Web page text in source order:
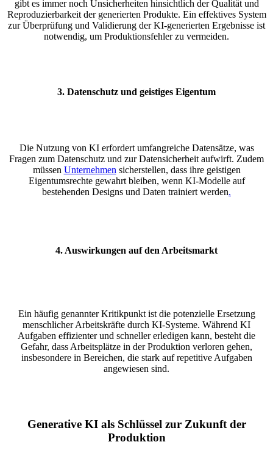
gibt es immer noch Unsicherheiten hinsichtlich der Qualität und
Reproduzierbarkeit der generierten Produkte. Ein effektives System
zur Überprüfung und Validierung der KI-generierten Ergebnisse ist
notwendig, um Produktionsfehler zu vermeiden.
3. Datenschutz und geistiges Eigentum
Die Nutzung von KI erfordert umfangreiche Datensätze, was
Fragen zum Datenschutz und zur Datensicherheit aufwirft. Zudem
müssen Unternehmen sicherstellen, dass ihre geistigen
Eigentumsrechte gewahrt bleiben, wenn KI-Modelle auf
bestehenden Designs und Daten trainiert werden.
4. Auswirkungen auf den Arbeitsmarkt
Ein häufig genannter Kritikpunkt ist die potenzielle Ersetzung
menschlicher Arbeitskräfte durch KI-Systeme. Während KI
Aufgaben effizienter und schneller erledigen kann, besteht die
Gefahr, dass Arbeitsplätze in der Produktion verloren gehen,
insbesondere in Bereichen, die stark auf repetitive Aufgaben
angewiesen sind.
Generative KI als Schlüssel zur Zukunft der
Produktion